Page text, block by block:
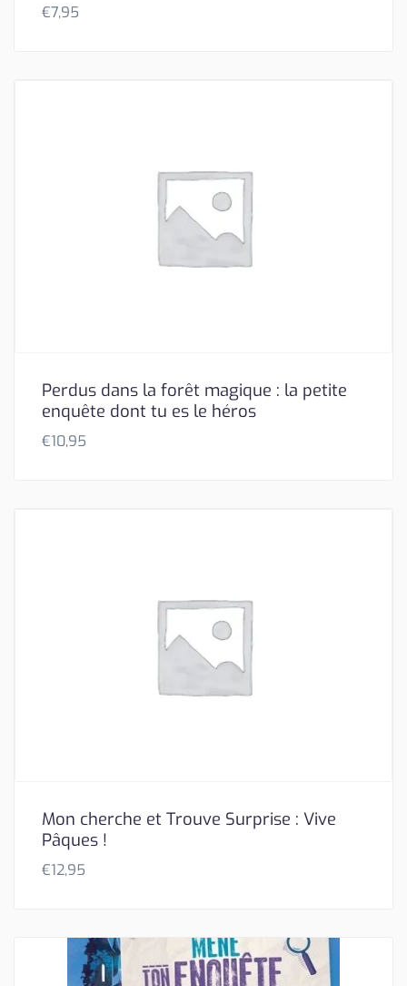
€7,95
Perdus dans la forêt magique : la petite
enquête dont tu es le héros
€10,95
Mon cherche et Trouve Surprise : Vive
Pâques !
€12,95